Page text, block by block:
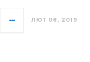
ЛЮТ 08, 2019